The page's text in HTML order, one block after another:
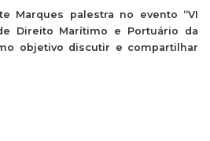
Marques palestra no evento “VI
Direito Marítimo e Portuário da
objetivo discutir e compartilhar